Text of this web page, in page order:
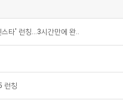
스타' 런칭…3시간만에 완..
런칭